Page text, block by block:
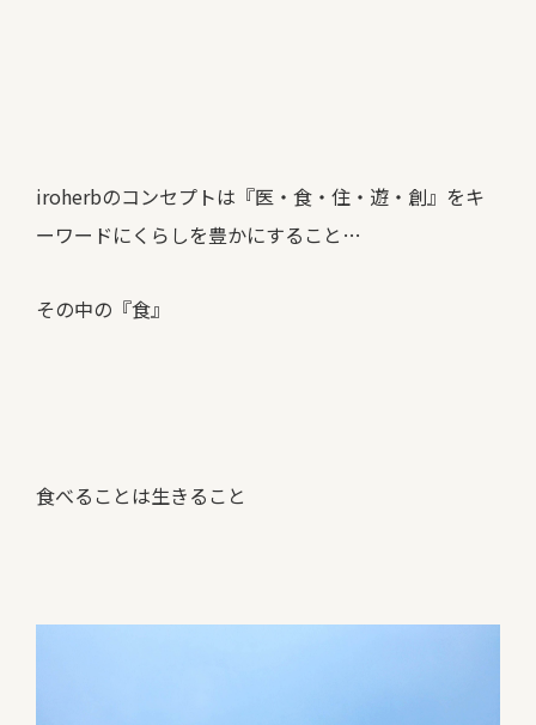
iroherbのコンセプトは『医・食・住・遊・創』をキ
ーワードにくらしを豊かにすること …
その中の『食』
食べることは生きること